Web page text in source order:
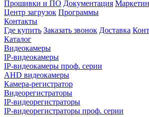
Прошивки и ПО Документация
Центр загрузок Программы
Контакты
Где купить Заказать звонок Доставка
Каталог
Видеокамеры
IP-видеокамеры
IP-видеокамеры проф. серии
AHD видеокамеры
Камера-регистратор
Видеорегистраторы
IP-видеорегистраторы
IP-видеорегистраторы проф. серии